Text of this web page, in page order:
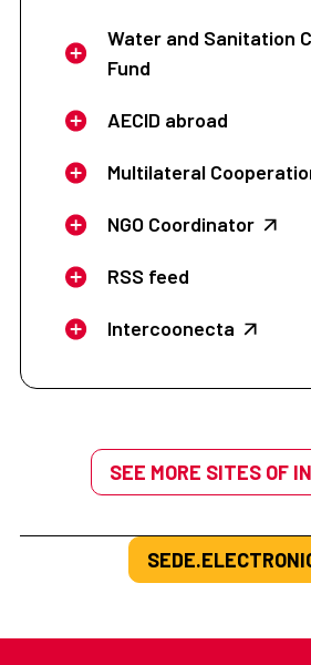
Water and Sanitation
Fund
AECID abroad
Multilateral
NGO Coordinator
RSS feed
Intercoonecta
SEE MORE SITES OF